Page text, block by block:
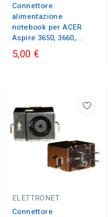
Connettore
alimentazione
notebook per ACER
Aspire 3650, 3660,...
5,00 €
ELETTRONET
Connettore